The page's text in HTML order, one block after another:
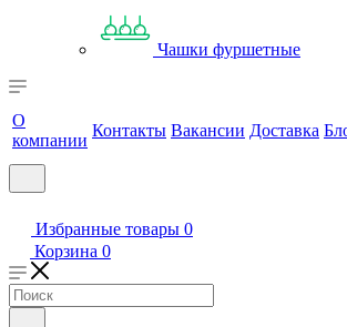
Чашки фуршетные
О
компании
Контакты Вакансии Доставка
Избранные товары 0
Корзина 0